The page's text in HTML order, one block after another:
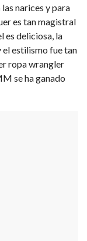
narices y para
es tan magistral
es deliciosa, la
el estilismo fue tan
ropa wrangler
se ha ganado